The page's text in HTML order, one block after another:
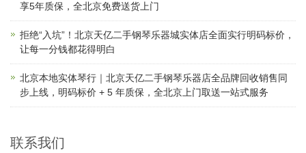
享5年质保，全北京免费送货上门
拒绝“入坑”！北京天亿二手钢琴乐器城实体店全面实行明码标价，
让每一分钱都花得明白
北京本地实体琴行｜北京天亿二手钢琴乐器店全品牌回收销售同
步上线，明码标价 + 5 年质保，全北京上门取送一站式服务
联系我们